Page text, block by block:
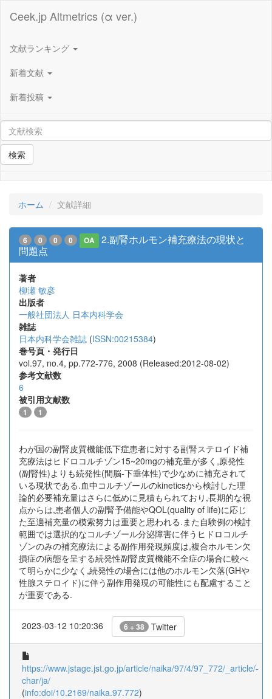
Ceek.jp Altmetrics (α ver.)
文献ランキング
新着文献
新着投稿
検索
ホーム 文献詳細
6 0 0 0 OA
2.副腎ホルモン補充療法の現状と
問題点
著者
柳瀬 敏彦
出版者
一般社団法人 日本内科学会
雑誌
日本内科学会雑誌 (ISSN:00215384)
巻号頁・発行日
vol.97, no.4, pp.772-776, 2008 (Released:2012-08-02)
参考文献数
6
被引用文献数
1 1
わが国の副腎皮質機能低下症患者に対する副腎ステロイド補
充療法はヒドロコルチゾン15~20mgの補充量が多く,原発性
(副腎性)よりも続発性(間脳-下垂体性)で少なめに補充されて
いる現状である.血中コルチゾールのkineticsから検討した理
論的必要補充量はさらに低めに見積もられており,長期的な視
点からは,患者個人の副腎予備能やQOL(quality of life)に応じ
た至適補充量の模索努力は重要と思われる.また自験例の検討
範囲では選択的なコルチゾール分泌障害に伴うヒドロコルチ
ゾンのみの補充療法による副作用発現頻度は,複合ホルモン欠
損症の病態を呈する続発性副腎皮質機能不全症の場合に較べ
て明らかに少なく,続発性の場合には他のホルモン欠落(GHや
性腺ステロイド)に伴う副作用発現の可能性にも配慮すること
が重要である.
2023-03-12 10:20:36 6 + 38 Twitter
https://www.jstage.jst.go.jp/article/naika/97/4/97_772/_article/-
char/ja/
(info:doi/10.2169/naika.97.772)